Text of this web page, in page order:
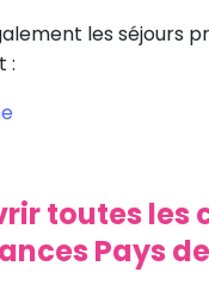
les séjours
:
toutes les
Pays